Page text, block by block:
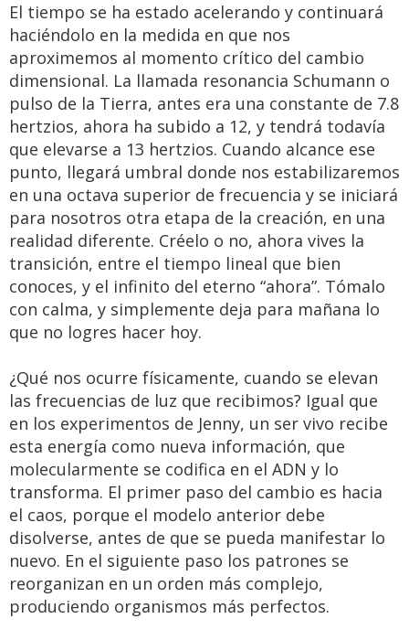
El tiempo se ha estado acelerando y continuará
haciéndolo en la medida en que nos
aproximemos al momento crítico del cambio
dimensional. La llamada resonancia Schumann o
pulso de la Tierra, antes era una constante de 7.8
hertzios, ahora ha subido a 12, y tendrá todavía
que elevarse a 13 hertzios. Cuando alcance ese
punto, llegará umbral donde nos estabilizaremos
en una octava superior de frecuencia y se iniciará
para nosotros otra etapa de la creación, en una
realidad diferente. Créelo o no, ahora vives la
transición, entre el tiempo lineal que bien
conoces, y el infinito del eterno “ahora”. Tómalo
con calma, y simplemente deja para mañana lo
que no logres hacer hoy.
¿Qué nos ocurre físicamente, cuando se elevan
las frecuencias de luz que recibimos? Igual que
en los experimentos de Jenny, un ser vivo recibe
esta energía como nueva información, que
molecularmente se codifica en el ADN y lo
transforma. El primer paso del cambio es hacia
el caos, porque el modelo anterior debe
disolverse, antes de que se pueda manifestar lo
nuevo. En el siguiente paso los patrones se
reorganizan en un orden más complejo,
produciendo organismos más perfectos.